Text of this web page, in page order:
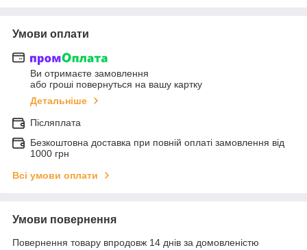
Умови оплати
Ви отримаєте замовлення
або гроші повернуться на вашу картку
Детальніше
Післяплата
Безкоштовна доставка при повній оплаті замовлення від
1000 грн
Всі умови оплати
Умови повернення
Повернення товару впродовж 14 днів за домовленістю